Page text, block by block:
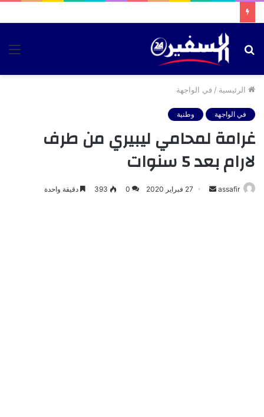
بحث
الرئيسية / في الواجهة
في الواجهة وطنية
غرامة لمحامي ليبيري من طرف
لارام بعد 5 سنوات
assafir
أرسل 27 فبراير 2020 0
393 دقيقة واحدة